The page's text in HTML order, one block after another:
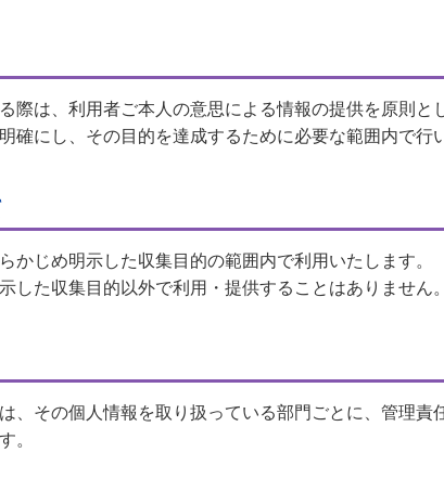
際は、利用者ご本人の意思による情報の提供を原則と
確にし、その目的を達成するために必要な範囲内で行
かじめ明示した収集目的の範囲内で利用いたします。
した収集目的以外で利用・提供することはありません
、その個人情報を取り扱っている部門ごとに、管理責
。